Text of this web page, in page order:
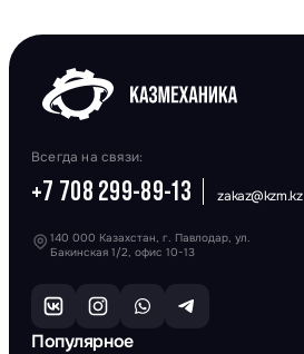
Всегда на связи:
+7 708 299-89-13 zakaz@kzm.kz
140 000 Казахстан, г. Павлодар, ул.
Бакинская 1/2, офис 10-13
Популярное